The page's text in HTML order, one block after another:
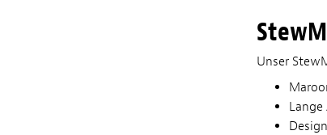
Unser
Lange